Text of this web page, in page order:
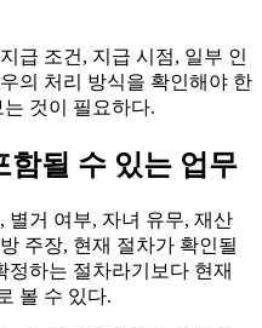
급 조건, 지급 시점, 일부 인
의 처리 방식을 확인해야 한
것이 필요하다.
함될 수 있는 업무
별거 여부, 자녀 유무, 재산
주장, 현재 절차가 확인될
정하는 절차라기보다 현재
볼 수 있다.